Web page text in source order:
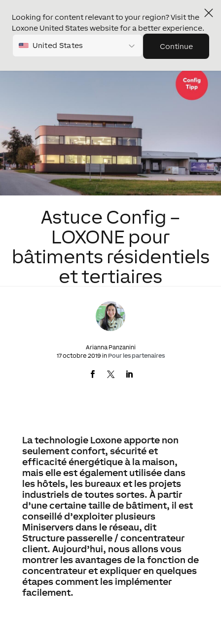
Looking for content relevant to your region? Visit the
Loxone United States website for a better experience.
United States Continue
Astuce Config –
LOXONE pour
bâtiments résidentiels
et tertiaires
Arianna Panzanini
17 octobre 2019 in Pour les partenaires
La technologie Loxone apporte non
seulement confort, sécurité et
efficacité énergétique à la maison,
mais elle est également utilisée dans
les hôtels, les bureaux et les projets
industriels de toutes sortes. À partir
d’une certaine taille de bâtiment, il est
conseillé d’exploiter plusieurs
Miniservers dans le réseau, dit
Structure passerelle / concentrateur
client. Aujourd’hui, nous allons vous
montrer les avantages de la fonction de
concentrateur et expliquer en quelques
étapes comment les implémenter
facilement.